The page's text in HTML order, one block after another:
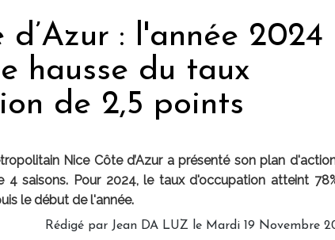
d’Azur : l'année 2024
hausse du taux
de 2,5 points
Nice Côte d’Azur a présenté son plan
4 saisons. Pour 2024, le taux d'occupation atteint
le début de l'année.
Rédigé par Jean DA LUZ le Mardi 19 Novembre